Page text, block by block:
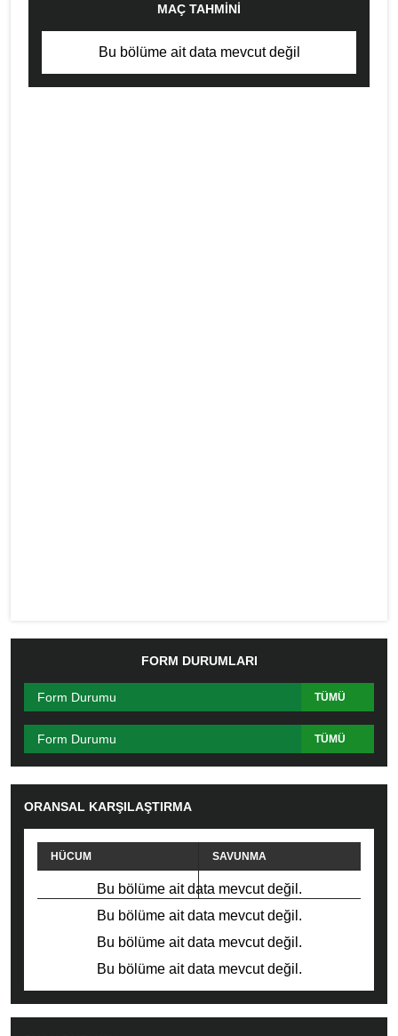
MAÇ TAHMINI
Bu bölüme ait data mevcut değil
FORM DURUMLARI
Form Durumu TÜMÜ
Form Durumu TÜMÜ
ORANSAL KARŞILAŞTIRMA
HÜCUM SAVUNMA
FAUL
Bu bölüme ait data mevcut değil.
Bu bölüme ait data mevcut değil.
Bu bölüme ait data mevcut değil.
Bu bölüme ait data mevcut değil.